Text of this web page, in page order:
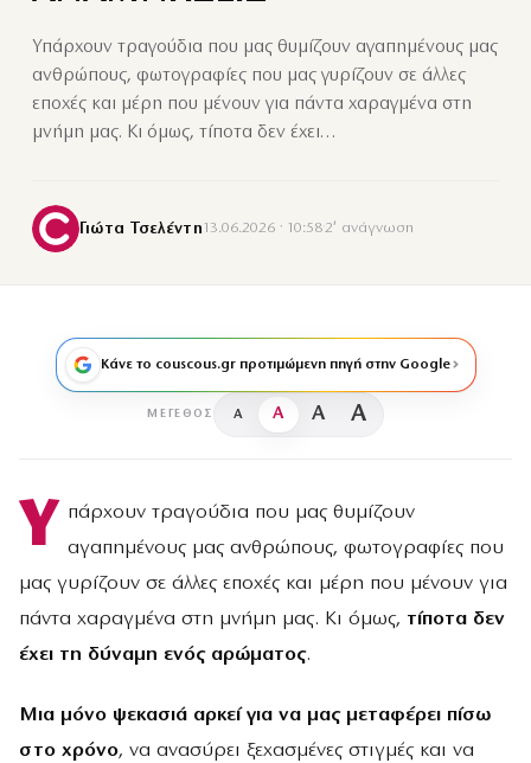
Υπάρχουν τραγούδια που μας θυμίζουν αγαπημένους μας
ανθρώπους, φωτογραφίες που μας γυρίζουν σε άλλες
εποχές και μέρη που μένουν για πάντα χαραγμένα στη
μνήμη μας. Κι όμως, τίποτα δεν έχει…
Γιώτα Τσελέντη13.06.2026 · 10:58·2′ ανάγνωση
Κάνε το couscous.gr προτιμώμενη πηγή στην Google
ΜΈΓΕΘΟΣ A A A A
Υ πάρχουν τραγούδια που μας θυμίζουν
αγαπημένους μας ανθρώπους, φωτογραφίες που
μας γυρίζουν σε άλλες εποχές και μέρη που μένουν για
πάντα χαραγμένα στη μνήμη μας. Κι όμως, τίποτα δεν
έχει τη δύναμη ενός αρώματος.
Μια μόνο ψεκασιά αρκεί για να μας μεταφέρει πίσω
στο χρόνο, να ανασύρει ξεχασμένες στιγμές και να